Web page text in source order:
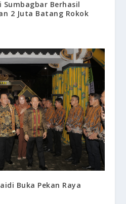
Sumbagbar Berhasil
2 Juta Batang Rokok
Buka Pekan Raya